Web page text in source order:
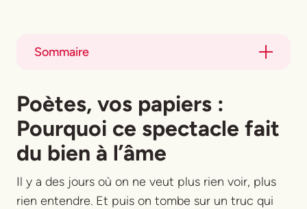
Sommaire
Title
Poètes, vos papiers :
Pourquoi ce spectacle fait
du bien à l’âme
Il y a des jours où on ne veut plus rien voir, plus
rien entendre. Et puis on tombe sur un truc qui